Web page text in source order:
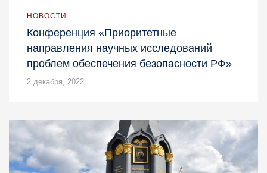
НОВОСТИ
Конференция «Приоритетные
направления научных исследований
проблем обеспечения безопасности РФ»
2 декабря, 2022